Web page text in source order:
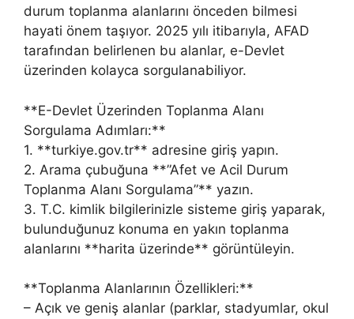
durum toplanma alanlarını önceden bilmesi
hayati önem taşıyor. 2025 yılı itibarıyla, AFAD
tarafından belirlenen bu alanlar, e-Devlet
üzerinden kolayca sorgulanabiliyor.
**E-Devlet Üzerinden Toplanma Alanı
Sorgulama Adımları:**
1. **turkiye.gov.tr** adresine giriş yapın.
2. Arama çubuğuna **”Afet ve Acil Durum
Toplanma Alanı Sorgulama”** yazın.
3. T.C. kimlik bilgilerinizle sisteme giriş yaparak,
bulunduğunuz konuma en yakın toplanma
alanlarını **harita üzerinde** görüntüleyin.
**Toplanma Alanlarının Özellikleri:**
– Açık ve geniş alanlar (parklar, stadyumlar, okul